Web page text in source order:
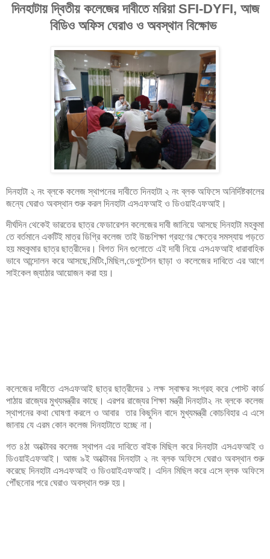
দিনহাটায় দ্বিতীয় কলেজের দাবীতে মরিয়া SFI-DYFI, আজ
বিডিও অফিস ঘেরাও ও অবস্থান বিক্ষোভ
দিনহাটা ২ নং ব্লকে কলেজ স্থাপনের দাবীতে দিনহাটা ২ নং ব্লক অফিসে অনির্দিষ্টকালের
জন্যে ঘেরাও অবস্থান শুরু করল দিনহাটা এসএফআই ও ডিওয়াইএফআই।
দীর্ঘদিন থেকেই ভারতের ছাত্র ফেডারেশন কলেজের দাবী জানিয়ে আসছে দিনহাটা মহকুমা
তে বর্তমানে একটিই মাত্র ডিগ্রি কলেজ তাই উচ্চশিক্ষা গ্রহণের ক্ষেত্রে সমস্যায় পড়তে
হয় মহুকুমার ছাত্র ছাত্রীদের। বিগত দিন গুলোতে এই দাবী নিয়ে এসএফআই ধারাবাহিক
ভাবে আন্দোলন করে আসছে,মিটিং,মিছিল,ডেপুটেশন ছাড়া ও কলেজের দাবিতে এর আগে
সাইকেল জ্যাঠার আয়োজন করা হয়।
কলেজের দাবীতে এসএফআই ছাত্র ছাত্রীদের ১ লক্ষ স্বাক্ষর সংগ্রহ করে পোস্ট কার্ড
পাঠায় রাজ্যের মুখ্যমন্ত্রীর কাছে। এরপর রাজ্যের শিক্ষা মন্ত্রী দিনহাটা২ নং ব্লকে কলেজ
স্থাপনের কথা ঘোষণা করলে ও আবার তার কিছুদিন বাদে মুখ্যমন্ত্রী কোচবিহার এ এসে
জানায় যে এরম কোন কলেজ দিনহাটাতে হচ্ছে না।
গত ৪ঠা অক্টোবর কলেজ স্থাপন এর দাবিতে বাইক মিছিল করে দিনহাটা এসএফআই ও
ডিওয়াইএফআই। আজ ৯ই অক্টোবর দিনহাটা ২ নং ব্লক অফিসে ঘেরাও অবস্থান শুরু
করেছে দিনহাটা এসএফআই ও ডিওয়াইএফআই। এদিন মিছিল করে এসে ব্লক অফিসে
পৌঁছনোর পরে ঘেরাও অবস্থান শুরু হয়।